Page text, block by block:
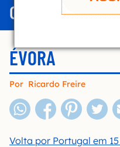
GUIA DE ÉVORA
ÉVORA
Por Ricardo Freire
Volta por Portugal em